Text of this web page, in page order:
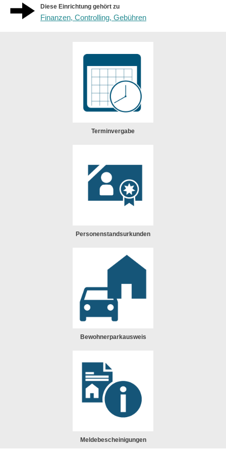
Diese Einrichtung gehört zu
Finanzen, Controlling, Gebühren
Terminvergabe
Personenstandsurkunden
Bewohnerparkausweis
Meldebescheinigungen